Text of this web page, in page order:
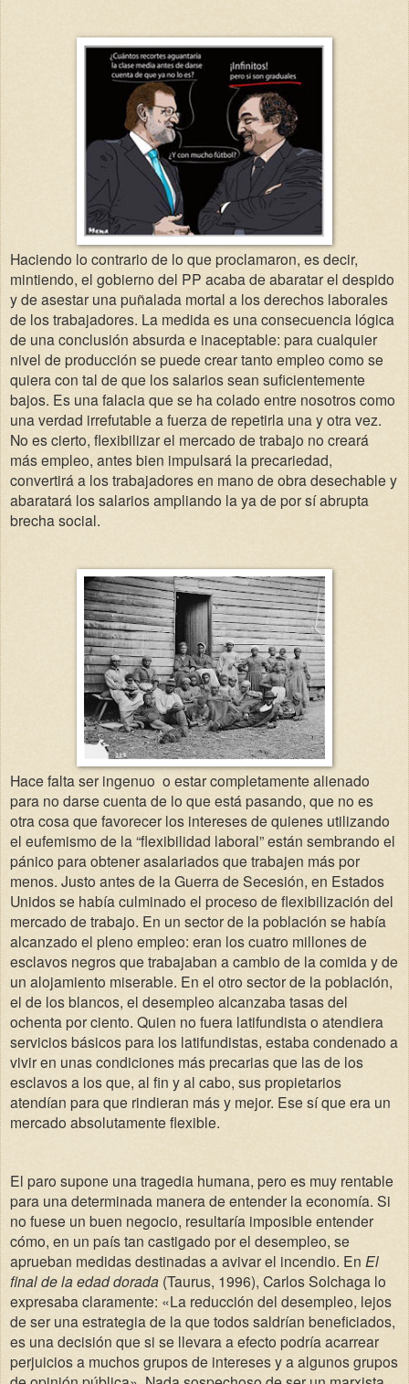
Haciendo lo contrario de lo que proclamaron, es decir,
mintiendo, el gobierno del PP acaba de abaratar el despido
y de asestar una puñalada mortal a los derechos laborales
de los trabajadores. La medida es una consecuencia lógica
de una conclusión absurda e inaceptable: para cualquier
nivel de producción se puede crear tanto empleo como se
quiera con tal de que los salarios sean suficientemente
bajos. Es una falacia que se ha colado entre nosotros como
una verdad irrefutable a fuerza de repetirla una y otra vez.
No es cierto, flexibilizar el mercado de trabajo no creará
más empleo, antes bien impulsará la precariedad,
convertirá a los trabajadores en mano de obra desechable y
abaratará los salarios ampliando la ya de por sí abrupta
brecha social.
Hace falta ser ingenuo o estar completamente alienado
para no darse cuenta de lo que está pasando, que no es
otra cosa que favorecer los intereses de quienes utilizando
el eufemismo de la “flexibilidad laboral” están sembrando el
pánico para obtener asalariados que trabajen más por
menos. Justo antes de la Guerra de Secesión, en Estados
Unidos se había culminado el proceso de flexibilización del
mercado de trabajo. En un sector de la población se había
alcanzado el pleno empleo: eran los cuatro millones de
esclavos negros que trabajaban a cambio de la comida y de
un alojamiento miserable. En el otro sector de la población,
el de los blancos, el desempleo alcanzaba tasas del
ochenta por ciento. Quien no fuera latifundista o atendiera
servicios básicos para los latifundistas, estaba condenado a
vivir en unas condiciones más precarias que las de los
esclavos a los que, al fin y al cabo, sus propietarios
atendían para que rindieran más y mejor. Ese sí que era un
mercado absolutamente flexible.
El paro supone una tragedia humana, pero es muy rentable
para una determinada manera de entender la economía. Si
no fuese un buen negocio, resultaría imposible entender
cómo, en un país tan castigado por el desempleo, se
aprueban medidas destinadas a avivar el incendio. En El
final de la edad dorada (Taurus, 1996), Carlos Solchaga lo
expresaba claramente: «La reducción del desempleo, lejos
de ser una estrategia de la que todos saldrían beneficiados,
es una decisión que si se llevara a efecto podría acarrear
perjuicios a muchos grupos de intereses y a algunos grupos